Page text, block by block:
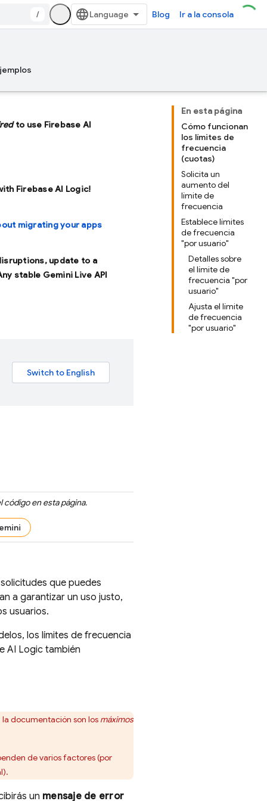
/ Blog Ir a la consola
En esta página
Cómo funcionan
los límites de
frecuencia
(cuotas)
Solicita un
aumento del
límite de
frecuencia
Establece límites
de frecuencia
"por usuario"
Detalles sobre
el límite de
frecuencia "por
usuario"
Ajusta el límite
de frecuencia
"por usuario"
to use Firebase AI
Firebase AI Logic!
migrating your apps
update to a
stable Gemini Live API
en esta página.
que puedes
a garantizar un uso justo,
usuarios.
los límites de frecuencia
AI Logic también
documentación son los máximos
de varios factores (por
un mensaje de error